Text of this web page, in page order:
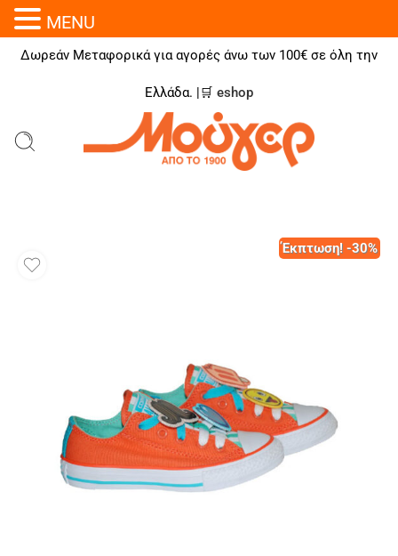
Δωρεάν Μεταφορικά για αγορές άνω των 100€ σε όλη την
Ελλάδα. |🛒 eshop
Έκπτωση! -30%
MENU